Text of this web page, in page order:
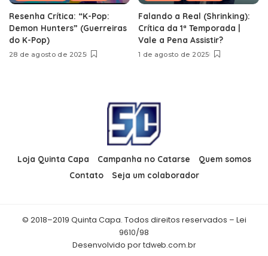
Resenha Crítica: “K-Pop:
Demon Hunters” (Guerreiras
do K-Pop)
28 de agosto de 2025
Falando a Real (Shrinking):
Crítica da 1ª Temporada |
Vale a Pena Assistir?
1 de agosto de 2025
Loja Quinta Capa Campanha no Catarse
Quem somos
Contato
Seja um colaborador
© 2018–2019 Quinta Capa. Todos direitos reservados – Lei
9610/98
Desenvolvido portdweb.com.br